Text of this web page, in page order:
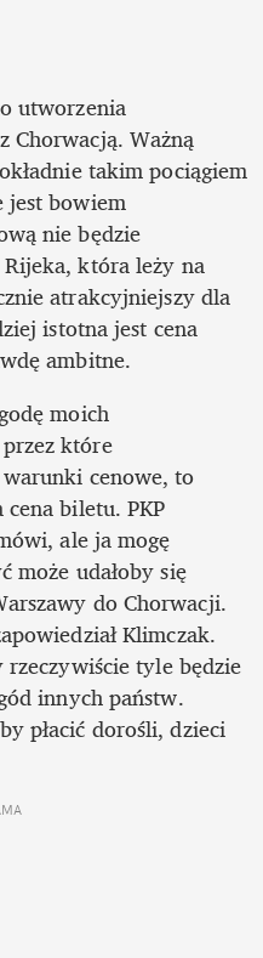
utworzenia
Chorwacją. Ważną
takim pociągiem
jest bowiem
nie będzie
która leży na
atrakcyjniejszy dla
istotna jest cena
ambitne.
moich
które
cenowe, to
biletu. PKP
ale ja mogę
może udałoby się
do Chorwacji.
Klimczak.
rzeczywiście tyle będzie
innych państw.
płacić dorośli, dzieci